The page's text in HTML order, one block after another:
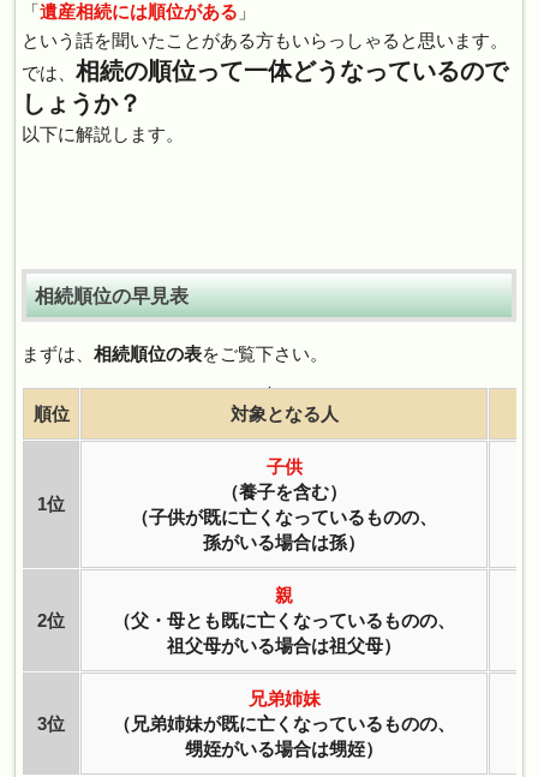
「遺産相続には順位がある 」
という話を聞いたことがある方もいらっしゃると思います。
では、 相続の順位って一体どうなっているので
しょうか？
以下に解説します。
相続順位の早見表
まずは、 相続順位の表をご覧下さい。
]
順位
対象となる人
1位
子供
（養子を含む）
（子供が既に亡くなっているものの、
孫がいる場合は孫）
2位
親
（父・母とも既に亡くなっているものの、
祖父母がいる場合は祖父母）
3位
兄弟姉妹
（兄弟姉妹が既に亡くなっているものの、
甥姪がいる場合は甥姪）